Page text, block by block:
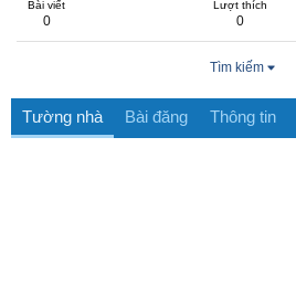
Bài viết
0
Lượt thích
0
Tìm kiếm
Tường nhà Bài đăng Thông tin